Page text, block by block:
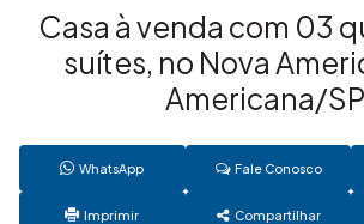
Casa à venda com 03
suítes, no Nova
Americana/
WhatsApp Fale Conosco
Imprimir Compartilhar